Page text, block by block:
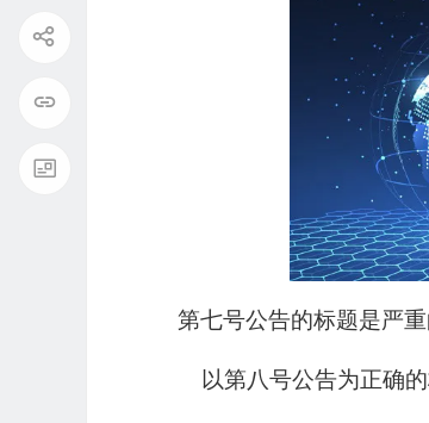
第七号公告的标题是严重
以第八号公告为正确的